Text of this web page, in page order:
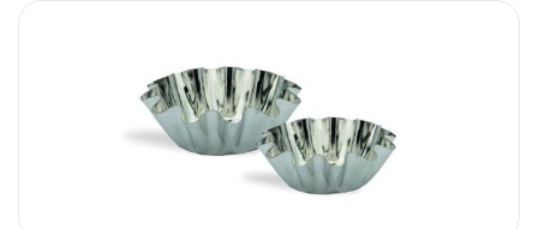
Ресторанная и буфетная группа (237)
Столовое серебро (237) Серебряные ложки (79)
Наборы серебряных изделий (79)